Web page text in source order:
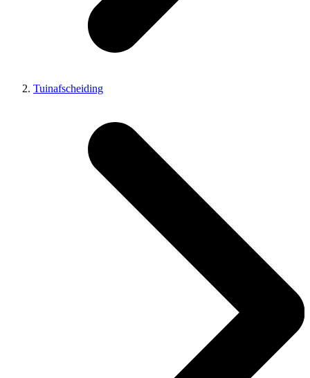
Tuinafscheiding